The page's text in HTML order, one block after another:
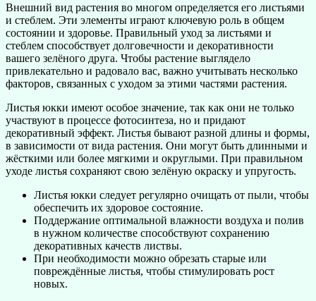
Внешний вид растения во многом определяется его листьями
и стеблем. Эти элементы играют ключевую роль в общем
состоянии и здоровье. Правильный уход за листьями и
стеблем способствует долговечности и декоративности
вашего зелёного друга. Чтобы растение выглядело
привлекательно и радовало вас, важно учитывать несколько
факторов, связанных с уходом за этими частями растения.
Листья юкки имеют особое значение, так как они не только
участвуют в процессе фотосинтеза, но и придают
декоративный эффект. Листья бывают разной длины и формы,
в зависимости от вида растения. Они могут быть длинными и
жёсткими или более мягкими и округлыми. При правильном
уходе листья сохраняют свою зелёную окраску и упругость.
Листья юкки следует регулярно очищать от пыли, чтобы
обеспечить их здоровое состояние.
Поддержание оптимальной влажности воздуха и полив
в нужном количестве способствуют сохранению
декоративных качеств листвы.
При необходимости можно обрезать старые или
повреждённые листья, чтобы стимулировать рост
новых.